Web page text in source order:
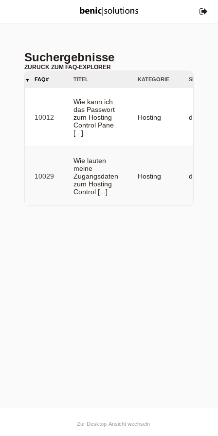
Suchergebnisse
ZURÜCK ZUM FAQ-EXPLORER
FAQ# TITEL KATEGORIE SPRACHE
10012
Wie kann ich
das Passwort
zum Hosting
Control Pane
[...]
Hosting de
10029
Wie lauten
meine
Zugangsdaten
zum Hosting
Control [...]
Hosting de
Zur Desktop-Ansicht wechseln